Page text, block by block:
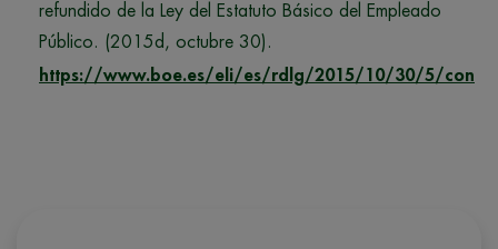
refundido de la Ley del Estatuto Básico del Empleado
Público. (2015d, octubre 30).
https://www.boe.es/eli/es/rdlg/2015/10/30/5/con